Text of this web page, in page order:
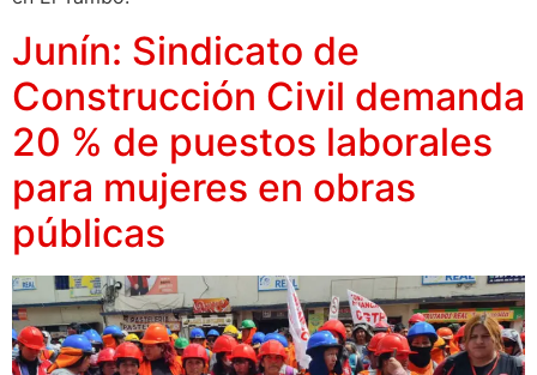
Junín: Sindicato de
Construcción Civil demanda
20 % de puestos laborales
para mujeres en obras
públicas